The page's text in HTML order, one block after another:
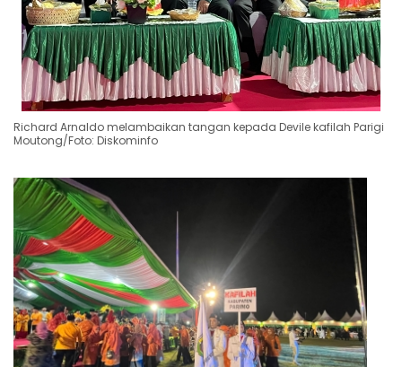
Richard Arnaldo melambaikan tangan kepada Devile kafilah Parigi
Moutong/Foto: Diskominfo